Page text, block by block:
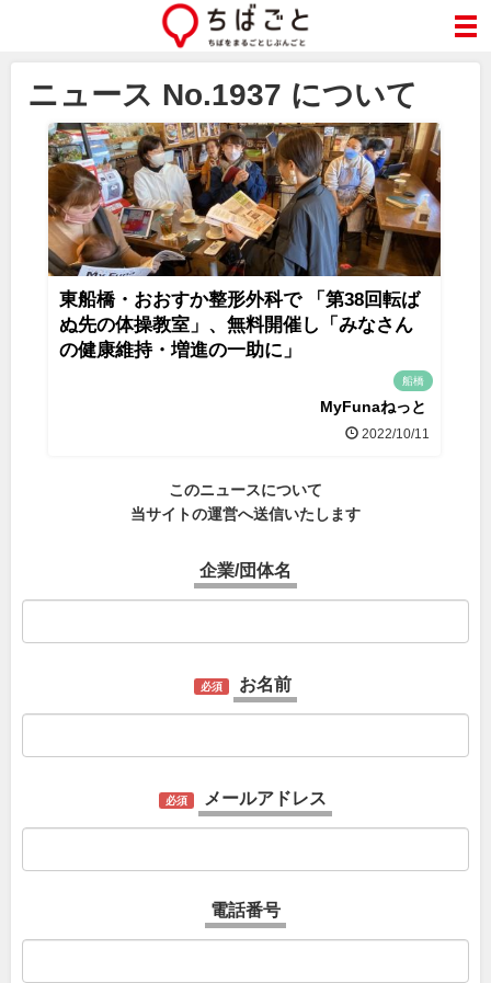
ニュース No.1937 について
東船橋・おおすか整形外科で 「第38回転ば
ぬ先の体操教室」、無料開催し「みなさん
の健康維持・増進の一助に」
船橋
MyFunaねっと
2022/10/11
このニュースについて
当サイトの運営へ送信いたします
企業/団体名
必須 お名前
必須 メールアドレス
電話番号